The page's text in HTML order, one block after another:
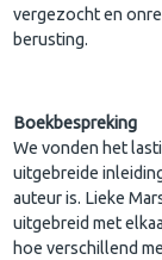
vergezocht en
berusting.
Boekbespreking
We vonden het
uitgebreide
auteur is. Lieke
uitgebreid met
hoe verschillend